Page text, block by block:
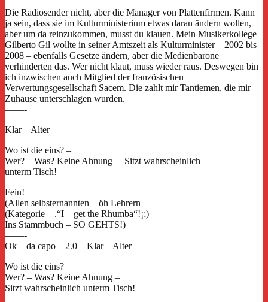
Die Radiosender nicht, aber die Manager von Plattenfirmen. Kann
ja sein, dass sie im Kulturministerium etwas daran ändern wollen,
aber um da reinzukommen, musst du klauen. Mein Musikerkollege
Gilberto Gil wollte in seiner Amtszeit als Kulturminister – 2002 bis
2008 – ebenfalls Gesetze ändern, aber die Medienbarone
verhinderten das. Wer nicht klaut, muss wieder raus. Deswegen bin
ich inzwischen auch Mitglied der französischen
Verwertungsgesellschaft Sacem. Die zahlt mir Tantiemen, die mir
Zuhause unterschlagen wurden.
——-
Klar – Alter –
Wo ist die eins? –
Wer? – Was? Keine Ahnung – Sitzt wahrscheinlich
unterm Tisch!
Fein!
(Allen selbsternannten – öh Lehrern –
(Kategorie – .“I – get the Rhumba“!¡;)
Ins Stammbuch – SO GEHTS!)
——-
Ok – da capo – 2.0 – Klar – Alter –
Wo ist die eins?
Wer? – Was? Keine Ahnung –
Sitzt wahrscheinlich unterm Tisch!